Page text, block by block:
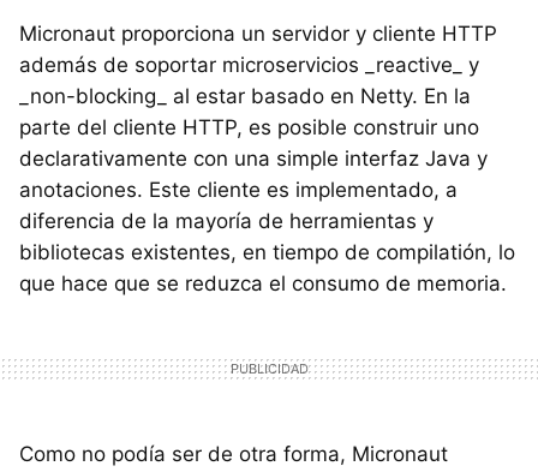
Micronaut proporciona un servidor y cliente HTTP
además de soportar microservicios _reactive_ y
_non-blocking_ al estar basado en Netty. En la
parte del cliente HTTP, es posible construir uno
declarativamente con una simple interfaz Java y
anotaciones. Este cliente es implementado, a
diferencia de la mayoría de herramientas y
bibliotecas existentes, en tiempo de compilatión, lo
que hace que se reduzca el consumo de memoria.
Como no podía ser de otra forma, Micronaut